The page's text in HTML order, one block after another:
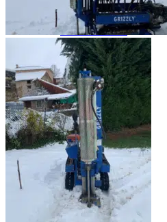
Haute-Garonne
Var
Assainissement